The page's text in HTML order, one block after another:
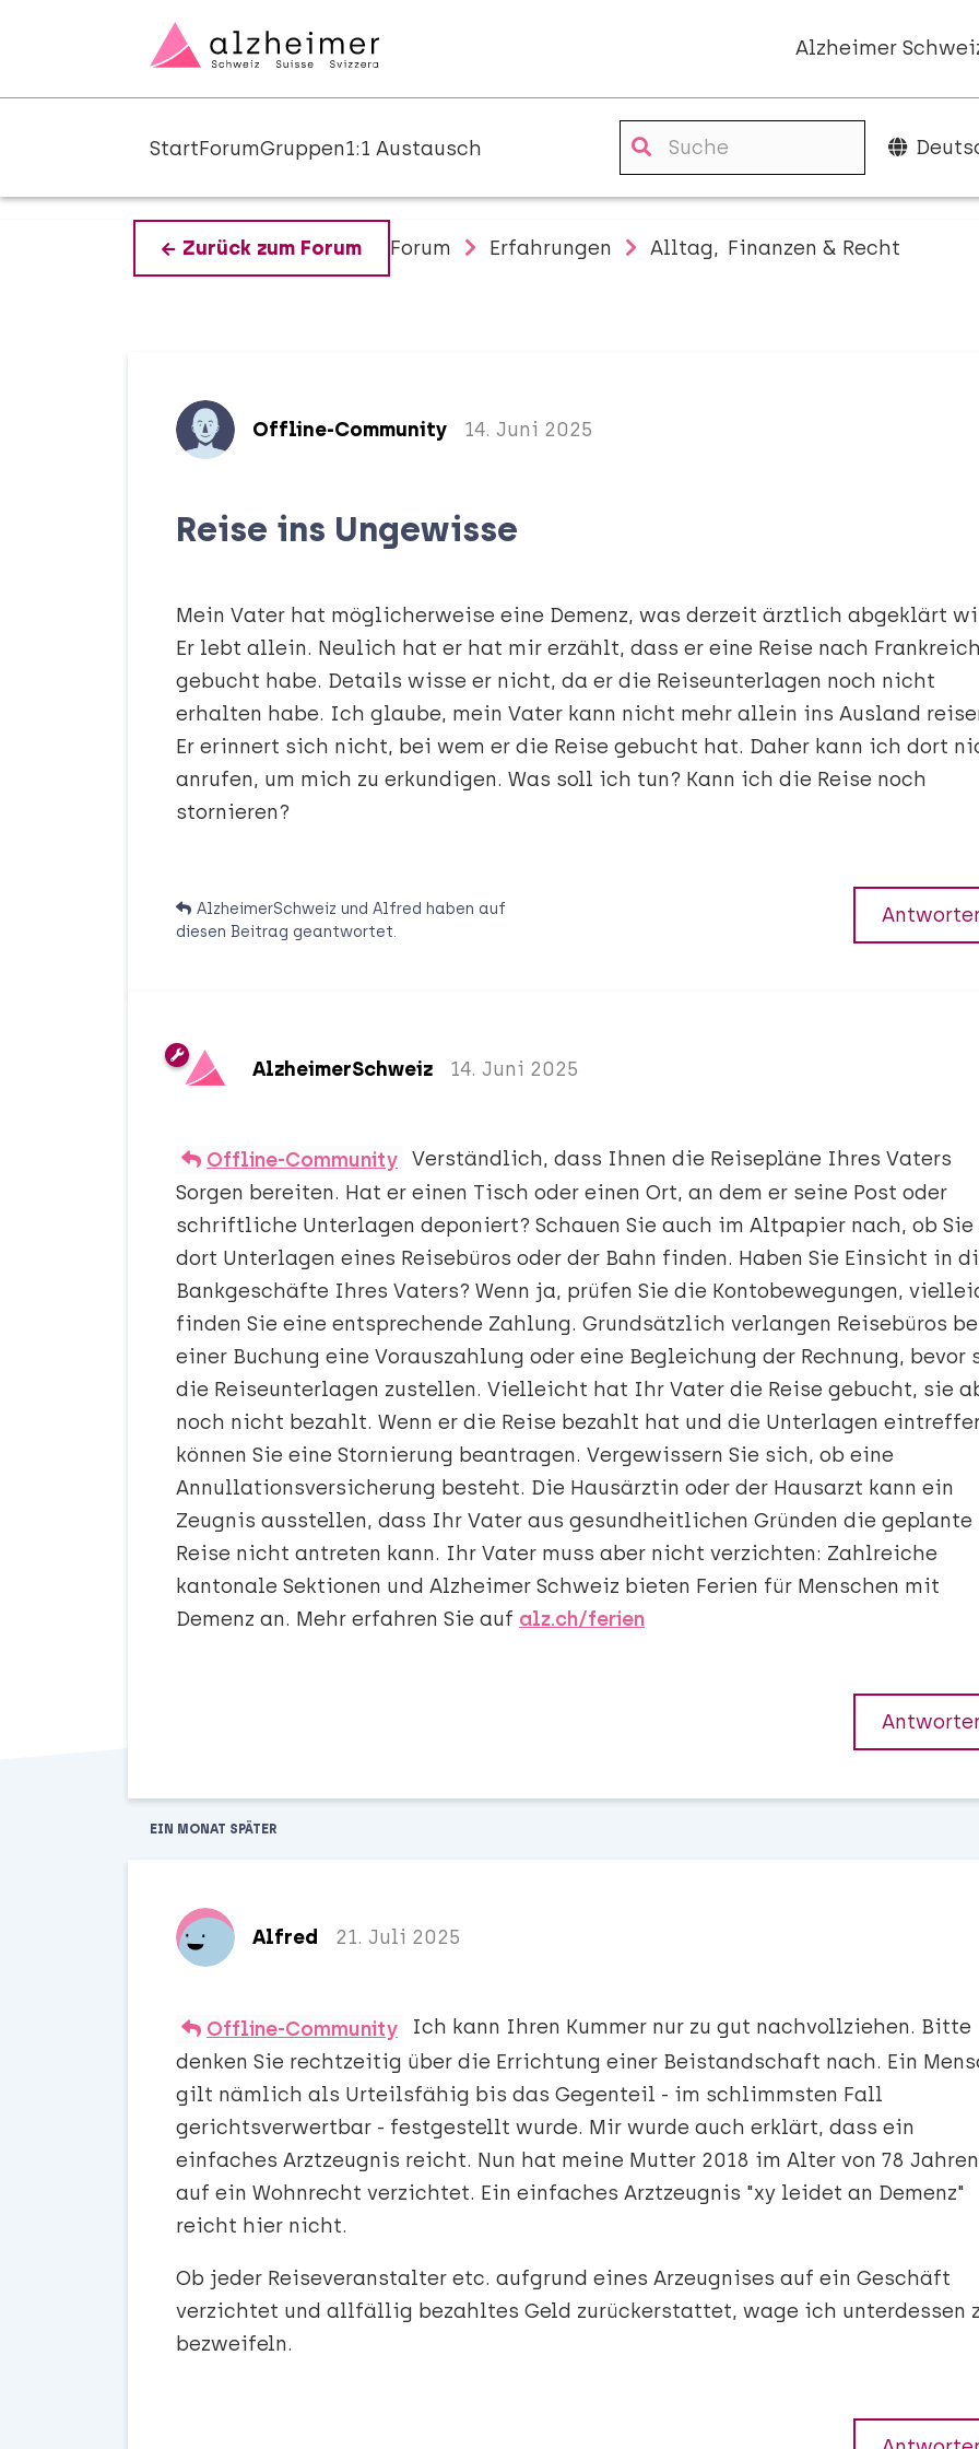
Alzheimer
StartForumGruppen1:1 Austausch
Zurück zum Forum Forum Erfahrungen Alltag Finanzen & Recht
Offline-Community 14. Juni 2025
Reise ins Ungewisse
Mein Vater hat möglicherweise eine Demenz, was derzeit ärztlich abgeklärt
Er lebt allein. Neulich hat er hat mir erzählt, dass er eine Reise nach
gebucht habe. Details wisse er nicht, da er die Reiseunterlagen noch nicht
erhalten habe. Ich glaube, mein Vater kann nicht mehr allein ins Ausland
Er erinnert sich nicht, bei wem er die Reise gebucht hat. Daher kann ich dort
anrufen, um mich zu erkundigen. Was soll ich tun? Kann ich die Reise noch
stornieren?
AlzheimerSchweiz und Alfred haben auf
diesen Beitrag geantwortet.
AlzheimerSchweiz 14. Juni 2025
Offline-Community Verständlich, dass Ihnen die Reisepläne Ihres Vaters
Sorgen bereiten. Hat er einen Tisch oder einen Ort, an dem er seine Post oder
schriftliche Unterlagen deponiert? Schauen Sie auch im Altpapier nach, ob Sie
dort Unterlagen eines Reisebüros oder der Bahn finden. Haben Sie Einsicht in
Bankgeschäfte Ihres Vaters? Wenn ja, prüfen Sie die Kontobewegungen,
finden Sie eine entsprechende Zahlung. Grundsätzlich verlangen Reisebüros
einer Buchung eine Vorauszahlung oder eine Begleichung der Rechnung, bevor
die Reiseunterlagen zustellen. Vielleicht hat Ihr Vater die Reise gebucht, sie
noch nicht bezahlt. Wenn er die Reise bezahlt hat und die Unterlagen
können Sie eine Stornierung beantragen. Vergewissern Sie sich, ob eine
Annullationsversicherung besteht. Die Hausärztin oder der Hausarzt kann ein
Zeugnis ausstellen, dass Ihr Vater aus gesundheitlichen Gründen die geplante
Reise nicht antreten kann. Ihr Vater muss aber nicht verzichten: Zahlreiche
kantonale Sektionen und Alzheimer Schweiz bieten Ferien für Menschen mit
Demenz an. Mehr erfahren Sie auf alz.ch/ferien
EIN MONAT SPÄTER
Alfred 21. Juli 2025
Offline-Community
Ich kann Ihren Kummer nur zu gut nachvollziehen. Bitte
denken Sie rechtzeitig über die Errichtung einer Beistandschaft nach. Ein
gilt nämlich als Urteilsfähig bis das Gegenteil - im schlimmsten Fall
gerichtsverwertbar - festgestellt wurde. Mir wurde auch erklärt, dass ein
einfaches Arztzeugnis reicht. Nun hat meine Mutter 2018 im Alter von 78 Jahren
auf ein Wohnrecht verzichtet. Ein einfaches Arztzeugnis "xy leidet an Demenz"
reicht hier nicht.
Ob jeder Reiseveranstalter etc. aufgrund eines Arzeugnises auf ein Geschäft
verzichtet und allfällig bezahltes Geld zurückerstattet, wage ich unterdessen
bezweifeln.